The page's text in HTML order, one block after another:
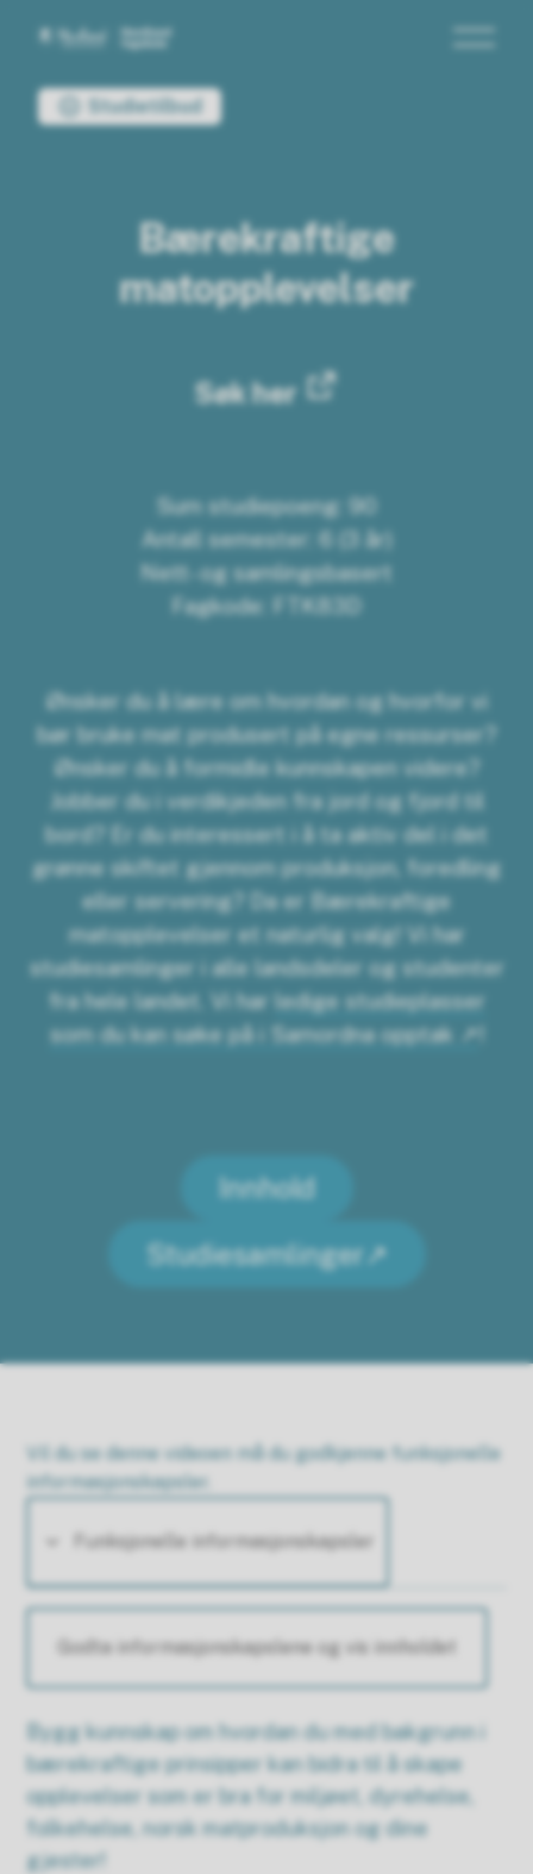
Du er her:Studietilbud
Bærekraftige
matopplevelser
Søk her
Sum studiepoeng: 90
Antall semester: 6 (3 år)
Nett- og samlingsbasert
Fagkode: FTK83D
Ønsker du å lære om hvordan og hvorfor vi
bør bruke mat produsert på egne ressurser?
Ønsker du å formidle kunnskapen videre?
Jobber du i verdikjeden fra jord og fjord til
bord? Er du interessert i å ta aktiv del i det
grønne skiftet gjennom produksjon, foredling
eller servering? Da er Bærekraftige
matopplevelser et naturlig valg! Vi har
studiesamlinger i alle landsdeler og studenter
fra hele landet. Vi har ledige studieplasser
som du kan søke på i Samordna opptak
!
Innhold
Studiesamlinger
Vil du se denne videoen må du godkjenne funksjonelle
informasjonskapsler.
Funksjonelle informasjonskapsler
Godta informasjonskapslene og vis innholdet
Bygg kunnskap om hvordan du med bakgrunn i
bærekraftige prinsipper kan bidra til å skape
opplevelser som er bra for miljøet, dyrehelse,
folkehelse, norsk matproduksjon og dine
gjester!